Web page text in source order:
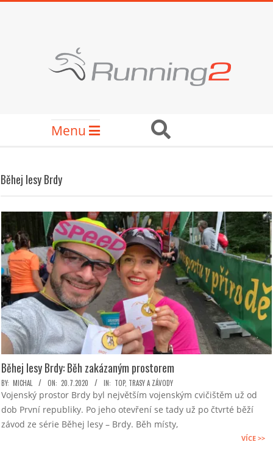
Secondary
Navigation
Menu Search
Běhej lesy Brdy
Běhej lesy Brdy: Běh zakázaným prostorem
2020-
07-
20
BY: MICHAL ON: 20.7.2020 IN: TOP, TRASY A ZÁVODY
Vojenský prostor Brdy byl největším vojenským cvičištěm už od
dob První republiky. Po jeho otevření se tady už po čtvrté běží
závod ze série Běhej lesy – Brdy. Běh místy,
VÍCE >>